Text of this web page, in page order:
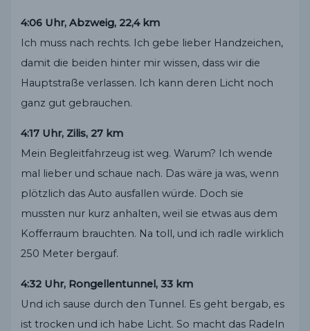
4:06 Uhr, Abzweig, 22,4 km
Ich muss nach rechts. Ich gebe lieber Handzeichen,
damit die beiden hinter mir wissen, dass wir die
Hauptstraße verlassen. Ich kann deren Licht noch
ganz gut gebrauchen.
4:17 Uhr, Zilis, 27 km
Mein Begleitfahrzeug ist weg. Warum? Ich wende
mal lieber und schaue nach. Das wäre ja was, wenn
plötzlich das Auto ausfallen würde. Doch sie
mussten nur kurz anhalten, weil sie etwas aus dem
Kofferraum brauchten. Na toll, und ich radle wirklich
250 Meter bergauf.
4:32 Uhr, Rongellentunnel, 33 km
Und ich sause durch den Tunnel. Es geht bergab, es
ist trocken und ich habe Licht. So macht das Radeln